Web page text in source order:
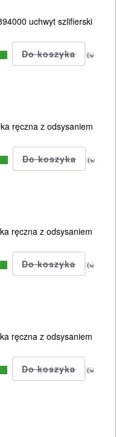
uchwyt szlifierski
(w
ręczna z odsysaniem
(w
ręczna z odsysaniem
(w
ręczna z odsysaniem
(w